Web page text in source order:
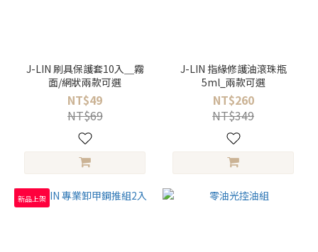
J-LIN 刷具保護套10入＿霧
面/網狀兩款可選
NT$49
NT$69
J-LIN 指緣修護油滾珠瓶
5ml_兩款可選
NT$260
NT$349
新品上架